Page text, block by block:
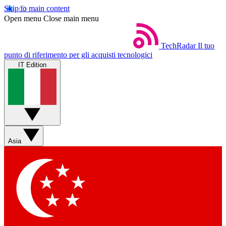
Skip to main content
Open menu Close main menu
TechRadar Il tuo
punto di riferimento per gli acquisti tecnologici
IT Edition
Asia